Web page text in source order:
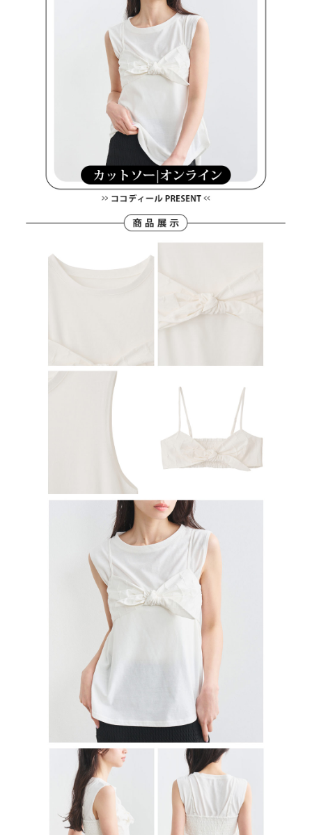
三、利用規約「AFTEE代金後払い」（以下当サービスという）はネットプ
ロテクションズ（以下 AFTEE という）が提供し、AFTEEが代金を徴収し
ます。当サービスご利用の際に提供しなければならない個人情報（注文者
の氏名、電話番号、受取人の氏名、電話番号、受取人住所を含むがこれに
限らない）は、AFTEEに渡され当サービスで必要な範囲内で利用されま
す。AFTEEの個人情報の収集、処理、利用について、詳細はAFTEE公式ホ
ームページの『個人情報の収集、処理及び利用に関する声明』をご参照く
https://aftee.tw/privacypolicy/
AFTEEの初回ご利用の際に、審査を通過すれば、最高額がNT$10,000にな
ります。支払い期限を過ぎた場合、その金額に基づいて年利20%の遅延滞
納金が加算されます。未成年の利用者は、事前に法定代理人または後見人
の同意を得ればAFTEEをご利用いただけます。
個人情報の処理、利用について疑問がある、または関連する法律の権利を
にご連絡ください。上記に示した個人情報を、必要な購入注文書とあわせ
択しないでください。